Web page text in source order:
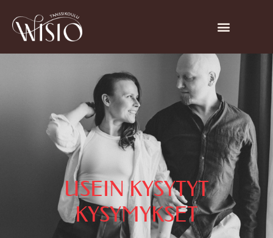
USEIN KYSYTYT
KYSYMYKSET